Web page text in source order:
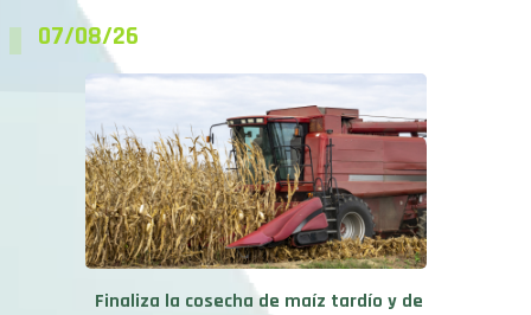
07/08/26
Finaliza la cosecha de maíz tardío y de